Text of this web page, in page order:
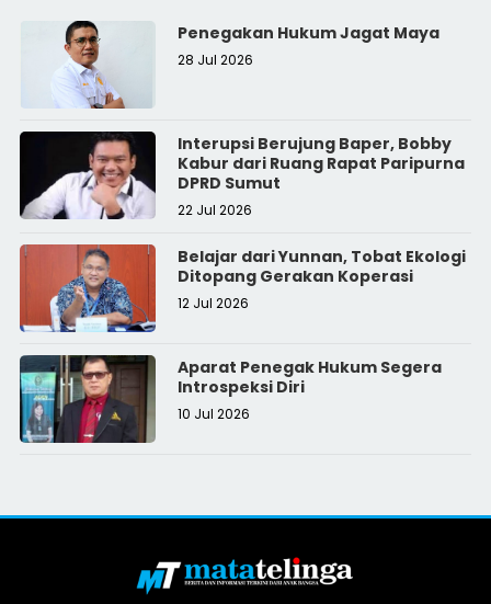
Penegakan Hukum Jagat Maya
28 Jul 2026
Interupsi Berujung Baper, Bobby
Kabur dari Ruang Rapat Paripurna
DPRD Sumut
22 Jul 2026
Belajar dari Yunnan, Tobat Ekologi
Ditopang Gerakan Koperasi
12 Jul 2026
Aparat Penegak Hukum Segera
Introspeksi Diri
10 Jul 2026